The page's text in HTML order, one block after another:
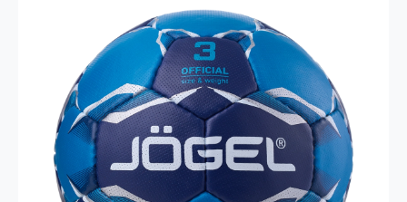
сумма всех заказов за 6 месяцев -
30.000 рублей.
Опт 3(33%)
- сумма всех заказов за 6 месяцев
80.000 рублей
Опт 2(36%)- сумма всех заказов за 6 месяцев
200.000 рублей.
Опт 1(38%) -сумма всех заказов за 6 месяцев -